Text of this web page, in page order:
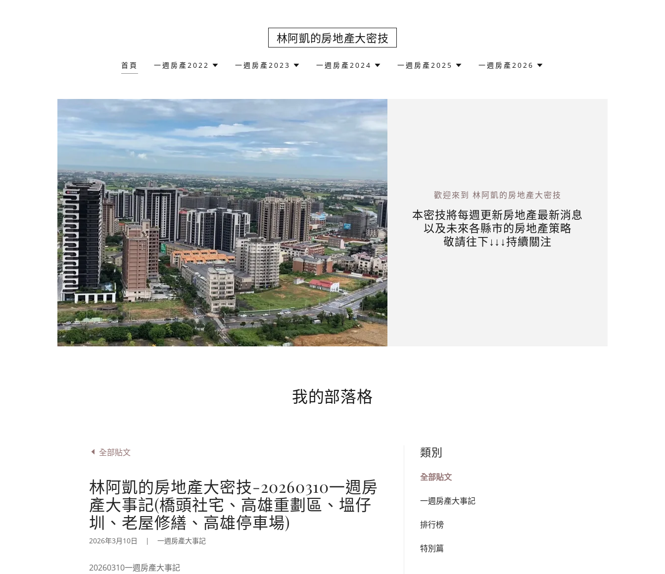
林阿凱的房地產大密技
首頁 一週房產2022 一週房產2023 一週房產2024 一週房產2025 一週房產2026
歡迎來到 林阿凱的房地產大密技
本密技將每週更新房地產最新消息
以及未來各縣市的房地產策略
敬請往下↓↓↓持續關注
我的部落格
全部貼文
林阿凱的房地產大密技-20260310一週房
產大事記(橋頭社宅、高雄重劃區、塭仔
圳、老屋修繕、高雄停車場)
2026年3月10日 | 一週房產大事記
20260310一週房產大事記
類別
全部貼文
一週房產大事記
排行榜
特別篇